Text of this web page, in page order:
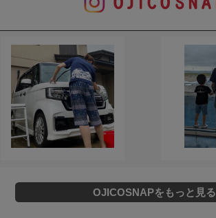
OJICOSNAPをもっと見る